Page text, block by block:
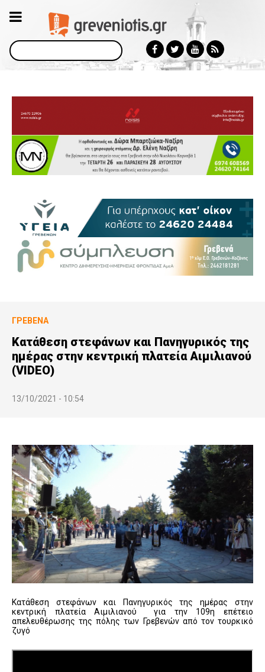
Αναζήτηση
ΓΡΕΒΕΝΆ
Κατάθεση στεφάνων και Πανηγυρικός της
ημέρας στην κεντρική πλατεία Αιμιλιανού
(VIDEO)
13/10/2021 - 10:54
Κατάθεση στεφάνων και Πανηγυρικός της ημέρας στην
κεντρική πλατεία Αιμιλιανού για την 109η επέτειο
απελευθέρωσης της πόλης των Γρεβενών από τον τουρκικό
ζυγό